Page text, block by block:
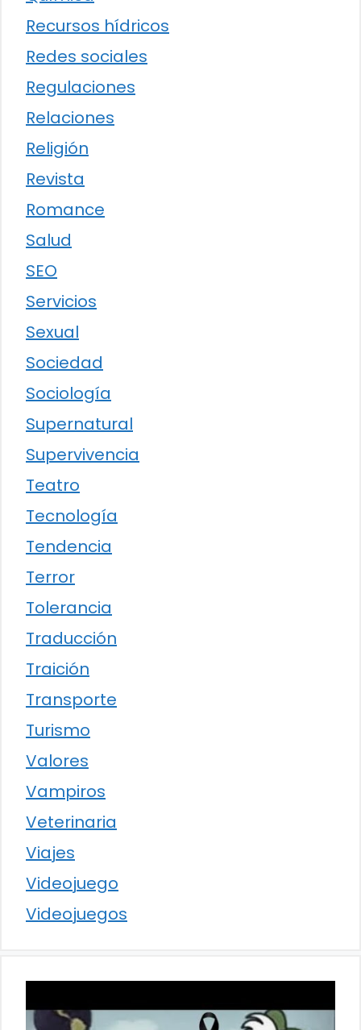
Recursos hídricos
Redes sociales
Regulaciones
Relaciones
Religión
Revista
Romance
Salud
SEO
Servicios
Sexual
Sociedad
Sociología
Supernatural
Supervivencia
Teatro
Tecnología
Tendencia
Terror
Tolerancia
Traducción
Traición
Transporte
Turismo
Valores
Vampiros
Veterinaria
Viajes
Videojuego
Videojuegos